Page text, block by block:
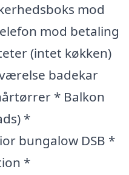
mod
mod betaling
(intet køkken)
badekar
* Balkon
*
bungalow DSB *
*